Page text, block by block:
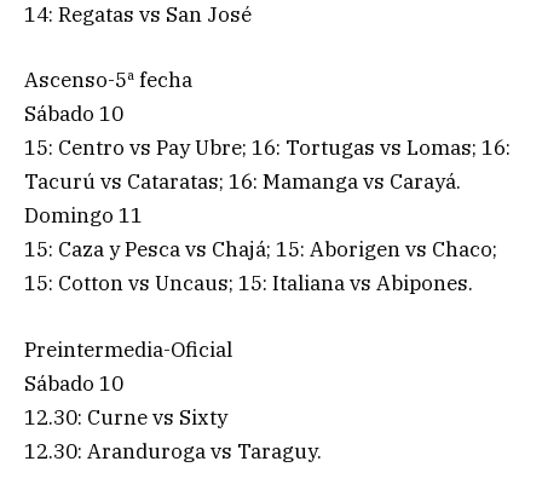
14: Regatas vs San José
Ascenso-5ª fecha
Sábado 10
15: Centro vs Pay Ubre; 16: Tortugas vs Lomas; 16:
Tacurú vs Cataratas; 16: Mamanga vs Carayá.
Domingo 11
15: Caza y Pesca vs Chajá; 15: Aborigen vs Chaco;
15: Cotton vs Uncaus; 15: Italiana vs Abipones.
Preintermedia-Oficial
Sábado 10
12.30: Curne vs Sixty
12.30: Aranduroga vs Taraguy.